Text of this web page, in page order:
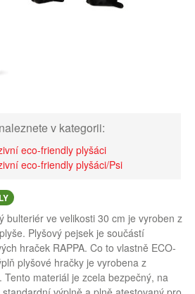
v kategorii:
eco-friendly plyšáci
eco-friendly plyšáci/Psi
bulteriér ve velikosti 30 cm je vyroben z
Plyšový pejsek je součástí
hraček RAPPA. Co to vlastně ECO-
plyšové hračky je vyrobena z
Tento materiál je zcela bezpečný, na